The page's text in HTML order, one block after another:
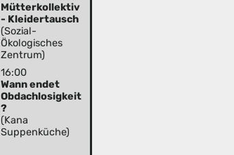
Mütterkollektiv
- Kleidertausch
(Sozial-
Ökologisches
Zentrum)
16:00
Wann endet
Obdachlosigkeit
?
(Kana
Suppenküche)